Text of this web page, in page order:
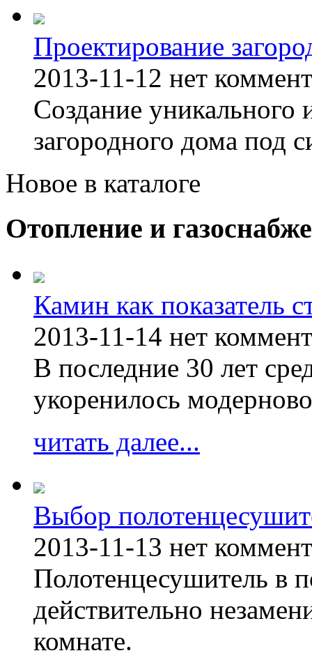
Проектирование
2013-11-12 нет
Создание уникального
загородного дома под
Новое в каталоге
Отопление и
Камин как показатель
2013-11-14 нет
В последние 30 лет
укоренилось
читать далее...
Выбор
2013-11-13 нет
Полотенцесушитель в
действительно
комнате.